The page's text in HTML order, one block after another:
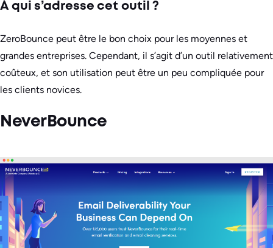
À qui s’adresse cet outil ?
ZeroBounce peut être le bon choix pour les moyennes et
grandes entreprises. Cependant, il s’agit d’un outil relativement
coûteux, et son utilisation peut être un peu compliquée pour
les clients novices.
NeverBounce